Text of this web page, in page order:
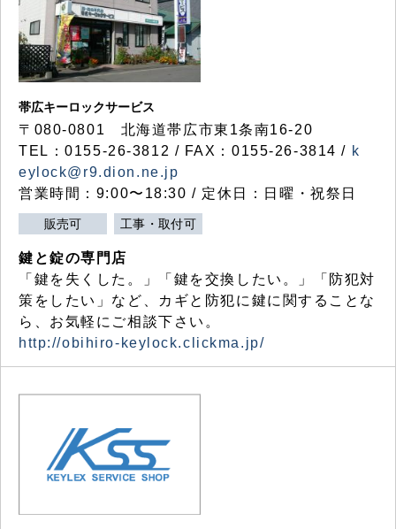
帯広キーロックサービス
〒080-0801 北海道帯広市東1条南16-20
TEL：0155-26-3812 / FAX：0155-26-3814 / k
eylock@r9.dion.ne.jp
営業時間：9:00〜18:30 / 定休日：日曜・祝祭日
販売可 工事・取付可
鍵と錠の専門店
「鍵を失くした。」「鍵を交換したい。」「防犯対
策をしたい」など、カギと防犯に鍵に関することな
ら、お気軽にご相談下さい。
http://obihiro-keylock.clickma.jp/